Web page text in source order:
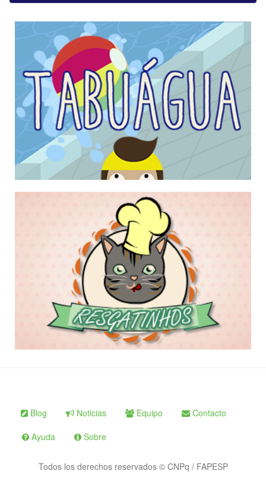
Blog Noticias Equipo
Contacto
Ayuda
Sobre
Todos los derechos reservados © CNPq / FAPESP